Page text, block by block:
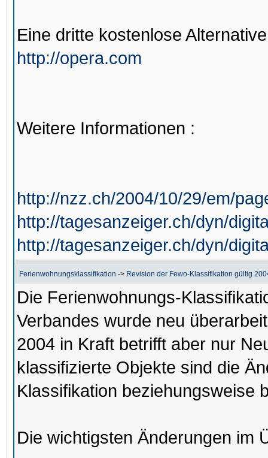
Eine dritte kostenlose
http://opera.com
Weitere Informationen :
http://nzz.ch/2004/10/29/em/
http://tagesanzeiger.ch/dyn/
http://tagesanzeiger.ch/dyn/
Ferienwohnungsklassifikation -> Revision der Fewo-Klassifikation gültig
Die Ferienwohnungs-
Verbandes wurde neu
2004 in Kraft betrifft aber nur
klassifizierte Objekte sind die
Klassifikation beziehungsweise
Die wichtigsten Änderungen im